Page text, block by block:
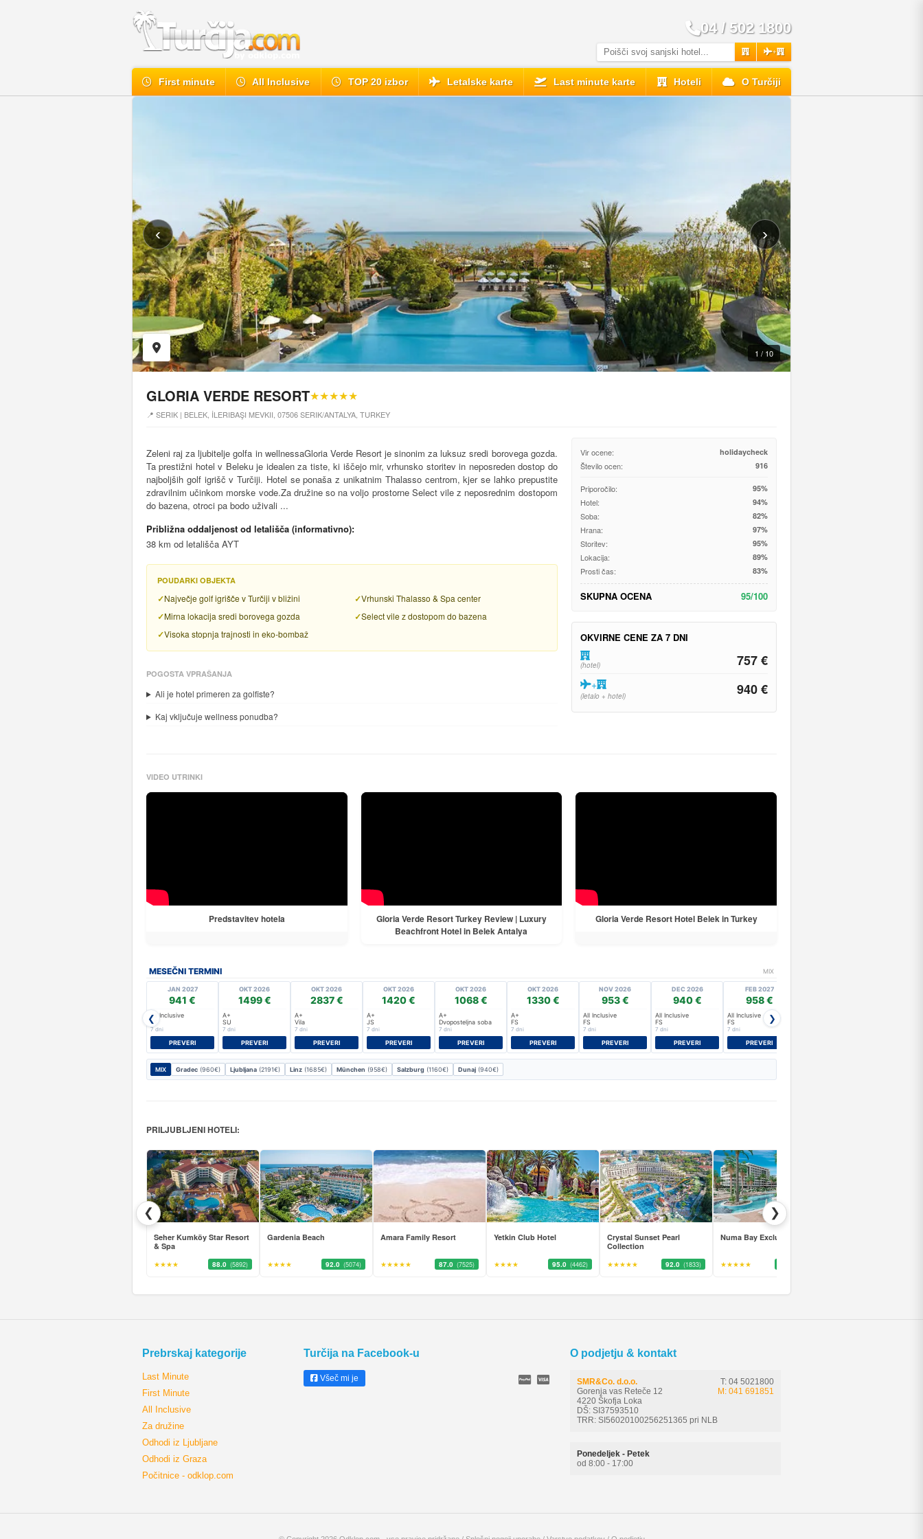
04 / 502 1800
+
First minute All Inclusive TOP 20 izbor Letalske karte Last minute karte Hoteli O Turčiji
‹ ›
1 / 10
GLORIA VERDE RESORT★★★★★
📍 SERIK | BELEK, İLERIBAŞI MEVKII, 07506 SERIK/ANTALYA, TURKEY
Zeleni raj za ljubitelje golfa in wellnessaGloria Verde Resort je sinonim za luksuz sredi borovega gozda.
Ta prestižni hotel v Beleku je idealen za tiste, ki iščejo mir, vrhunsko storitev in neposreden dostop do
najboljših golf igrišč v Turčiji. Hotel se ponaša z unikatnim Thalasso centrom, kjer se lahko prepustite
zdravilnim učinkom morske vode.Za družine so na voljo prostorne Select vile z neposrednim dostopom
do bazena, otroci pa bodo uživali ...
Približna oddaljenost od letališča (informativno):
38 km od letališča AYT
POUDARKI OBJEKTA
Največje golf igrišče v Turčiji v bližini
Vrhunski Thalasso & Spa center
Mirna lokacija sredi borovega gozda
Select vile z dostopom do bazena
Visoka stopnja trajnosti in eko-bombaž
POGOSTA VPRAŠANJA
Ali je hotel primeren za golfiste?
Kaj vključuje wellness ponudba?
Vir ocene: holidaycheck
Število ocen: 916
Priporočilo: 95%
Hotel: 94%
Soba: 82%
Hrana: 97%
Storitev: 95%
Lokacija: 89%
Prosti čas: 83%
SKUPNA OCENA 95/100
OKVIRNE CENE ZA 7 DNI
(hotel) 757 €
+
(letalo + hotel) 940 €
VIDEO UTRINKI
Predstavitev hotela
Gloria Verde Resort Turkey Review | Luxury
Beachfront Hotel in Belek Antalya
Gloria Verde Resort Hotel Belek in Turkey
MESEČNI TERMINI MIX
❮
JAN 2027
941 €
All Inclusive
FS
7 dni
PREVERI
OKT 2026
1499 €
A+
SU
7 dni
PREVERI
OKT 2026
2837 €
A+
Vila
7 dni
PREVERI
OKT 2026
1420 €
A+
JS
7 dni
PREVERI
OKT 2026
1068 €
A+
Dvoposteljna soba
7 dni
PREVERI
OKT 2026
1330 €
A+
FS
7 dni
PREVERI
NOV 2026
953 €
All Inclusive
FS
7 dni
PREVERI
DEC 2026
940 €
All Inclusive
FS
7 dni
PREVERI
FEB 2027
958 €
All Inclusive
FS
7 dni
PREVERI
❯
MIX Gradec (960€) Ljubljana (2191€) Linz (1685€) München (958€) Salzburg (1160€) Dunaj (940€)
PRILJUBLJENI HOTELI:
❮
Seher Kumköy Star Resort
& Spa
★★★★ 88.0 (5892)
Gardenia Beach
★★★★ 92.0 (5074)
Amara Family Resort
★★★★★ 87.0 (7525)
Yetkin Club Hotel
★★★★ 95.0 (4462)
Crystal Sunset Pearl
Collection
★★★★★ 92.0 (1833)
Numa Bay Exclusive Hotel
★★★★★
❯
Prebrskaj kategorije
Last Minute
First Minute
All Inclusive
Za družine
Odhodi iz Ljubljane
Odhodi iz Graza
Počitnice - odklop.com
Turčija na Facebook-u
Všeč mi je
O podjetju & kontakt
SMR&Co. d.o.o.
Gorenja vas Reteče 12
4220 Škofja Loka
DŠ: SI37593510
TRR: SI56020100256251365 pri NLB
T: 04 5021800
M: 041 691851
Ponedeljek - Petek
od 8:00 - 17:00